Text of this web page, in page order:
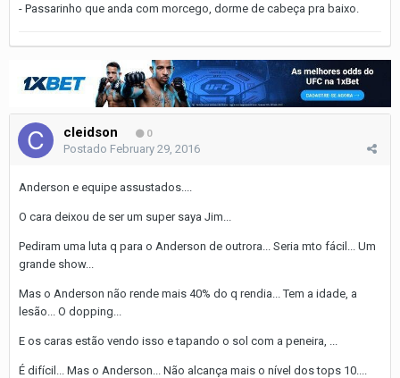
- Passarinho que anda com morcego, dorme de cabeça pra baixo.
cleidson 0
Postado February 29, 2016
Anderson e equipe assustados....
O cara deixou de ser um super saya Jim...
Pediram uma luta q para o Anderson de outrora... Seria mto fácil... Um
grande show...
Mas o Anderson não rende mais 40% do q rendia... Tem a idade, a
lesão... O dopping...
E os caras estão vendo isso e tapando o sol com a peneira, ...
É difícil... Mas o Anderson... Não alcança mais o nível dos tops 10....